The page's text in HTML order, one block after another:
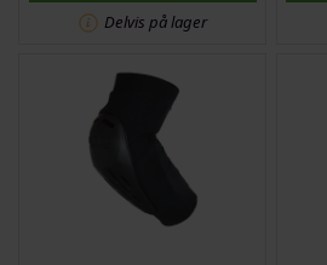
Delvis på lager